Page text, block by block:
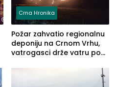
Crna Hronika
Požar zahvatio regionalnu
deponiju na Crnom Vrhu,
vatrogasci drže vatru pod